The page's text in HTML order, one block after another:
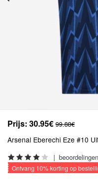
Prijs: 30.95€ 99.88€
Arsenal Eberechi Eze #10
| beoordelingen
Ontvang 10%korting op